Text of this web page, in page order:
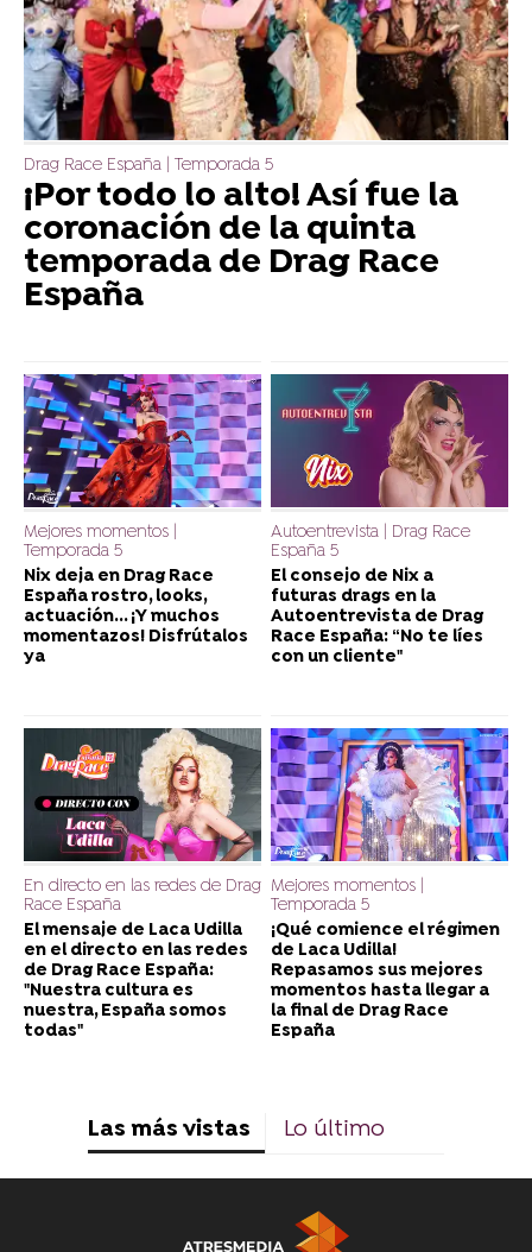
Drag Race España | Temporada 5
¡Por todo lo alto! Así fue la
coronación de la quinta
temporada de Drag Race
España
Mejores momentos |
Temporada 5
Nix deja en Drag Race
España rostro, looks,
actuación... ¡Y muchos
momentazos! Disfrútalos
ya
Autoentrevista | Drag Race
España 5
El consejo de Nix a
futuras drags en la
Autoentrevista de Drag
Race España: “No te líes
con un cliente"
En directo en las redes de Drag
Race España
El mensaje de Laca Udilla
en el directo en las redes
de Drag Race España:
"Nuestra cultura es
nuestra, España somos
todas"
Mejores momentos |
Temporada 5
¡Qué comience el régimen
de Laca Udilla!
Repasamos sus mejores
momentos hasta llegar a
la final de Drag Race
España
Las más vistas Lo último